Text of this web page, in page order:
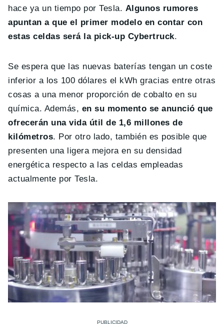
hace ya un tiempo por Tesla. Algunos rumores
apuntan a que el primer modelo en contar con
estas celdas será la pick-up Cybertruck.
Se espera que las nuevas baterías tengan un coste
inferior a los 100 dólares el kWh gracias entre otras
cosas a una menor proporción de cobalto en su
química. Además, en su momento se anunció que
ofrecerán una vida útil de 1,6 millones de
kilómetros. Por otro lado, también es posible que
presenten una ligera mejora en su densidad
energética respecto a las celdas empleadas
actualmente por Tesla.